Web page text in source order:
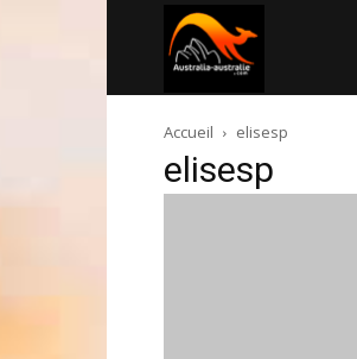
australie.com
Accueil elisesp
elisesp